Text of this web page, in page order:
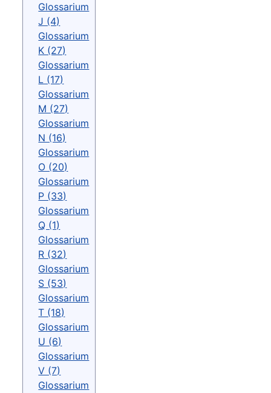
Glossarium
J (4)
Glossarium
K (27)
Glossarium
L (17)
Glossarium
M (27)
Glossarium
N (16)
Glossarium
O (20)
Glossarium
P (33)
Glossarium
Q (1)
Glossarium
R (32)
Glossarium
S (53)
Glossarium
T (18)
Glossarium
U (6)
Glossarium
V (7)
Glossarium